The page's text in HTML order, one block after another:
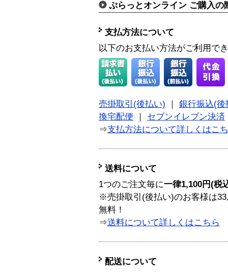
ぷらっとオンライン ご購入の
支払方法について
以下のお支払い方法がご利用で
売掛取引(後払い)
銀行振込(後
換宅配便
セブンイレブン決済
⇒支払方法について詳しくはこ
送料について
1つのご注文毎に一律1,100円(税
※売掛取引(後払い)のお客様は
無料！
⇒送料について詳しくはこちら
配送について